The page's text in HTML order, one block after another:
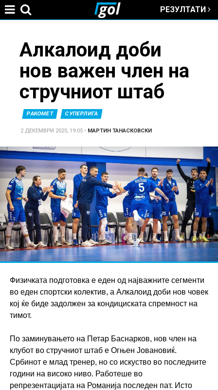
РЕЗУЛТАТИ
here
Алкалоид доби
нов важен член на
стручниот штаб
РАКОМЕТ СУПЕРЛИГА
2 ДЕКЕМВРИ 2025, 19:05 • МАРТИН ТАНАСКОВСКИ
Физичката подготовка е еден од најважните сегменти
во еден спортски колектив, а Алкалоид доби нов човек
кој ќе биде задолжен за кондициската спремност на
тимот.
По заминувањето на Петар Баснарков, нов член на
клубот во стручниот штаб е Огњен Јовановиќ.
Србинот е млад тренер, но со искуство во последните
години на високо ниво. Работеше во
репрезентацијата на Романија последен пат. Исто